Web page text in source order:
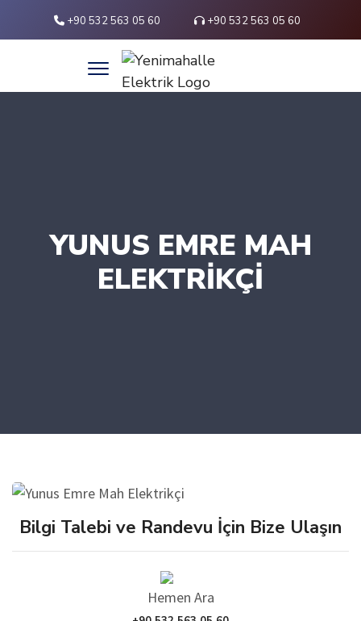
+90 532 563 05 60 +90 532 563 05 60
YUNUS EMRE MAH
ELEKTRIKÇI
Bilgi Talebi ve Randevu İçin Bize Ulaşın
Hemen Ara